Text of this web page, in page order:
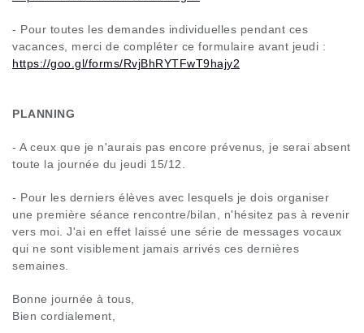
- Pour toutes les demandes individuelles pendant ces
vacances, merci de compléter ce formulaire avant jeudi :
https://goo.gl/forms/RvjBhRYTFwT9hajy2
PLANNING
- A ceux que je n'aurais pas encore prévenus, je serai absent
toute la journée du jeudi 15/12.
- Pour les derniers élèves avec lesquels je dois organiser
une première séance rencontre/bilan, n'hésitez pas à revenir
vers moi. J'ai en effet laissé une série de messages vocaux
qui ne sont visiblement jamais arrivés ces dernières
semaines.
Bonne journée à tous,
Bien cordialement,